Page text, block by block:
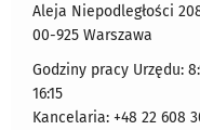
Aleja Niepodległości
00-925 Warszawa
Godziny pracy Urzędu:
16:15
Kancelaria: +48 22 608